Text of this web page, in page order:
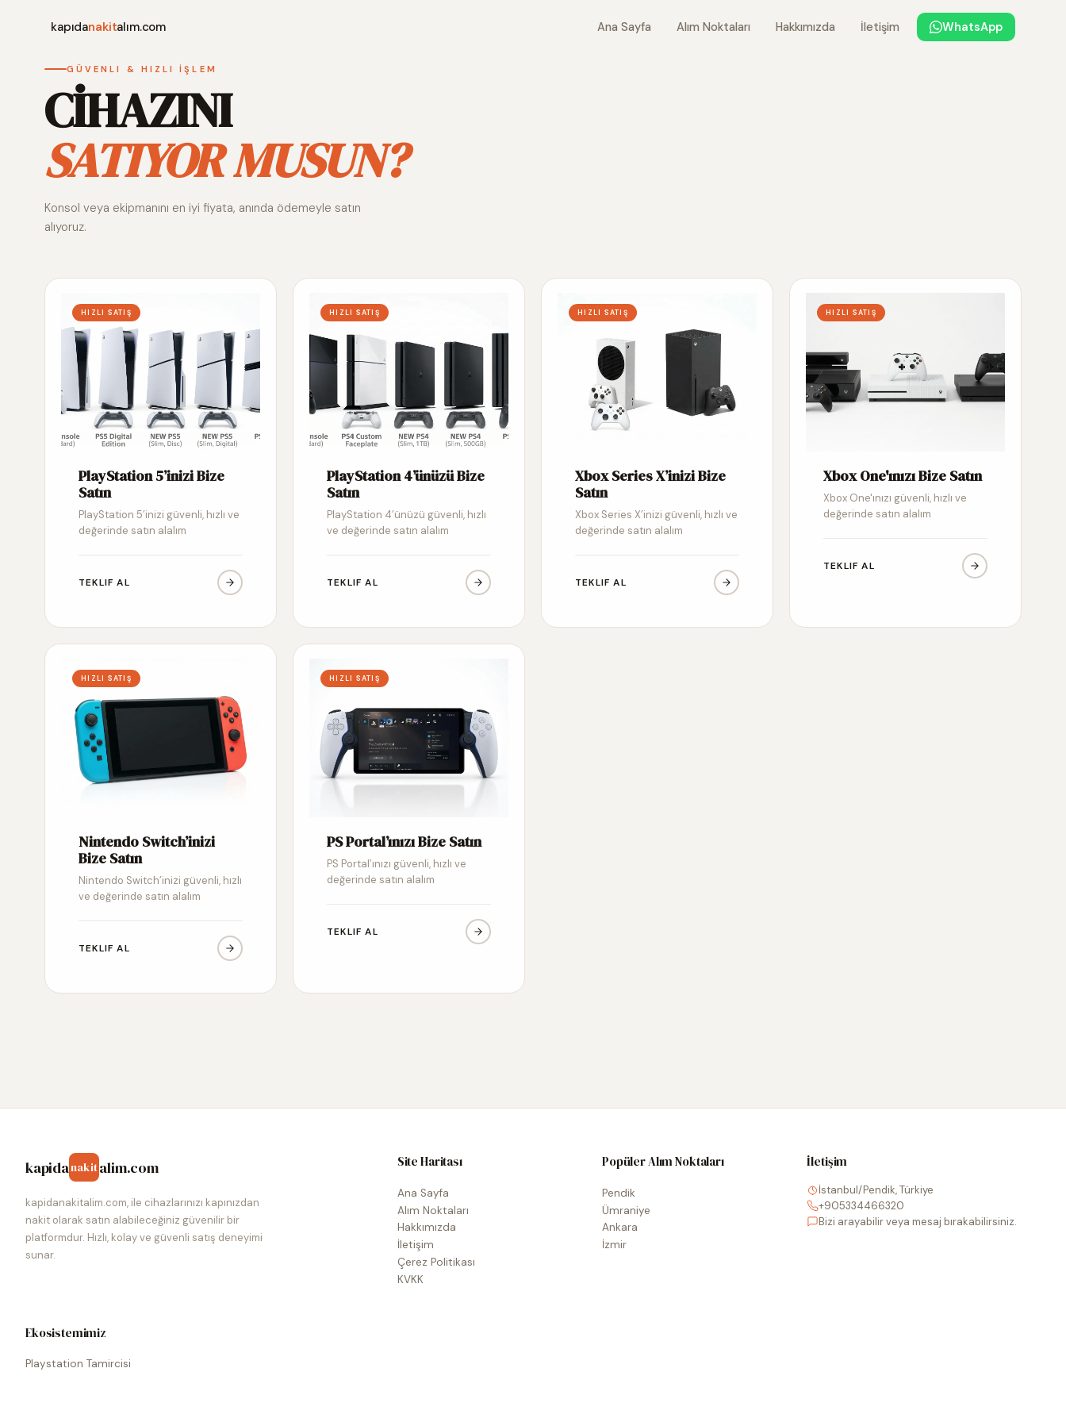
kapıdanakitalım.com Ana Sayfa Alım Noktaları Hakkımızda İletişim WhatsApp
GÜVENLI & HIZLI İŞLEM
CİHAZINI
SATIYOR MUSUN?
Konsol veya ekipmanını en iyi fiyata, anında ödemeyle satın
alıyoruz.
HIZLI SATIŞ
PlayStation 5’inizi Bize
Satın
PlayStation 5’inizi güvenli, hızlı ve
değerinde satın alalım
TEKLIF AL
HIZLI SATIŞ
PlayStation 4’ünüzü Bize
Satın
PlayStation 4’ünüzü güvenli, hızlı
ve değerinde satın alalım
TEKLIF AL
HIZLI SATIŞ
Xbox Series X’inizi Bize
Satın
Xbox Series X’inizi güvenli, hızlı ve
değerinde satın alalım
TEKLIF AL
HIZLI SATIŞ
Xbox One'ınızı Bize Satın
Xbox One'ınızı güvenli, hızlı ve
değerinde satın alalım
TEKLIF AL
HIZLI SATIŞ
Nintendo Switch’inizi
Bize Satın
Nintendo Switch’inizi güvenli, hızlı
ve değerinde satın alalım
TEKLIF AL
HIZLI SATIŞ
PS Portal’ınızı Bize Satın
PS Portal’ınızı güvenli, hızlı ve
değerinde satın alalım
TEKLIF AL
kapidanakitalim.com
kapidanakitalim.com, ile cihazlarınızı kapınızdan
nakit olarak satın alabileceğiniz güvenilir bir
platformdur. Hızlı, kolay ve güvenli satış deneyimi
sunar.
Site Haritası
Ana Sayfa
Alım Noktaları
Hakkımızda
İletişim
Çerez Politikası
KVKK
Popüler Alım Noktaları
Pendik
Ümraniye
Ankara
İzmir
İletişim
İstanbul/Pendik, Türkiye
+905334466320
Bizi arayabilir veya mesaj bırakabilirsiniz.
Ekosistemimiz
Playstation Tamircisi